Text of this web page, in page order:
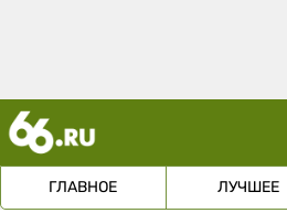
ГЛАВНОЕ ЛУЧШЕЕ